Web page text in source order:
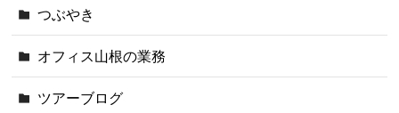
つぶやき
オフィス山根の業務
ツアーブログ